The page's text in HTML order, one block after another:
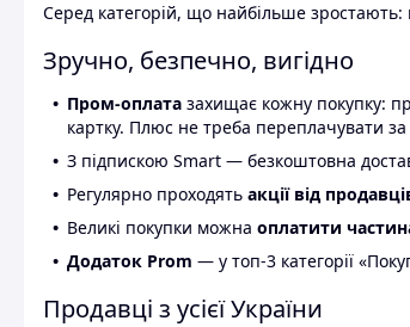
Серед категорій, що найбільше зростають:
Зручно, безпечно, вигідно
Пром-оплата захищає кожну покупку:
картку. Плюс не треба переплачувати за
З підпискою Smart — безкоштовна
Регулярно проходять акції від
Великі покупки можна оплатити
Додаток Prom — у топ-3 категорії
Продавці з усієї України